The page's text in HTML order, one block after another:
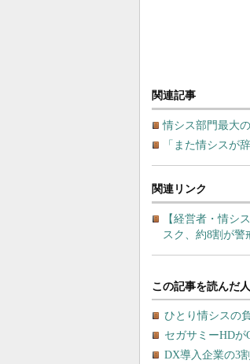
関連記事
情シス部門最大
「また情シス
関連リンク
【経営者・情シ
スク、約8割が警